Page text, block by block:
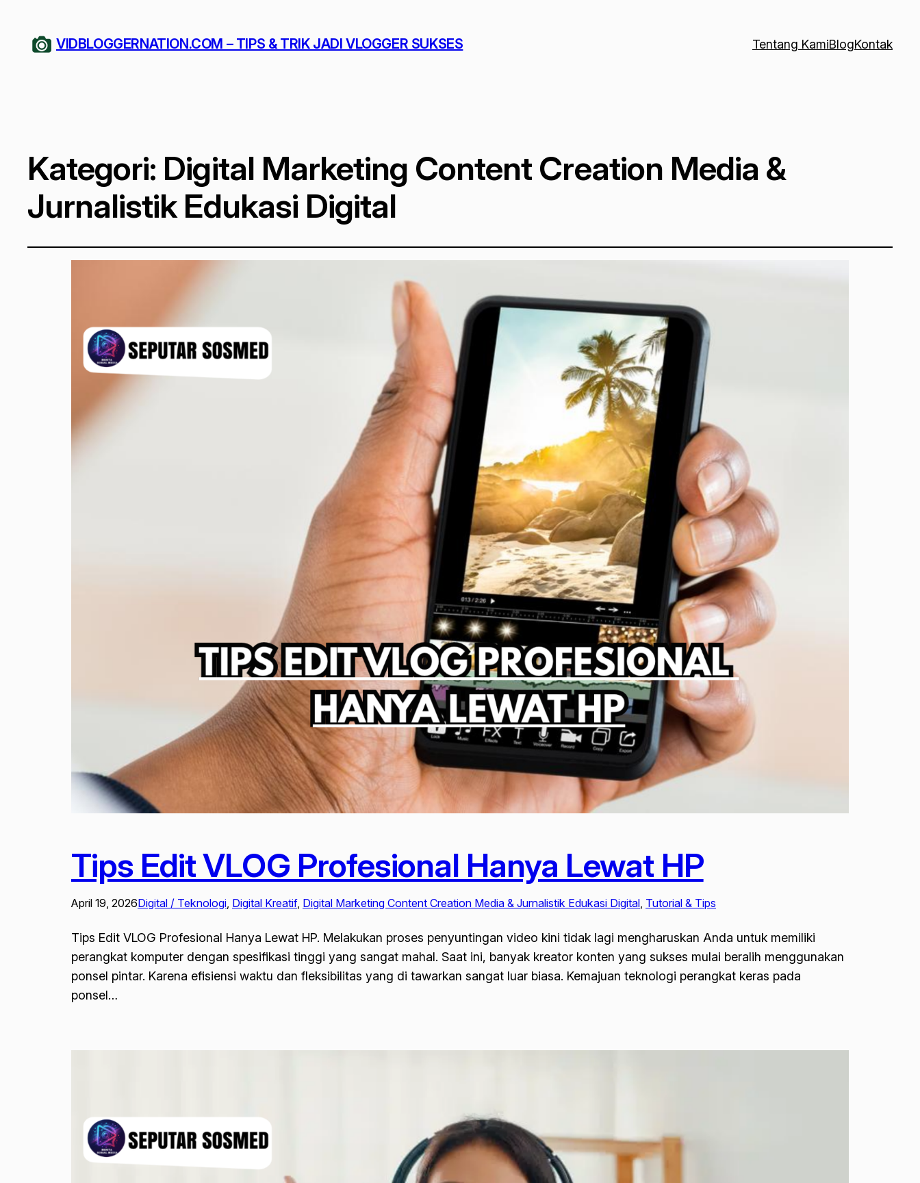
VIDBLOGGERNATION.COM – TIPS & TRIK JADI VLOGGER SUKSES Tentang KamiBlogKontak
Kategori: Digital Marketing Content Creation Media &
Jurnalistik Edukasi Digital
Tips Edit VLOG Profesional Hanya Lewat HP
April 19, 2026Digital / Teknologi Digital Kreatif, Digital Marketing Content Creation Media & Jurnalistik Edukasi Digital Tutorial & Tips
Tips Edit VLOG Profesional Hanya Lewat HP. Melakukan proses penyuntingan video kini tidak lagi mengharuskan Anda untuk memiliki
perangkat komputer dengan spesifikasi tinggi yang sangat mahal. Saat ini, banyak kreator konten yang sukses mulai beralih menggunakan
ponsel pintar. Karena efisiensi waktu dan fleksibilitas yang di tawarkan sangat luar biasa. Kemajuan teknologi perangkat keras pada
ponsel…